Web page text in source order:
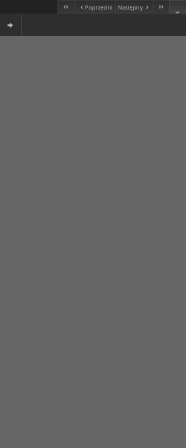
Poprzedni Następny